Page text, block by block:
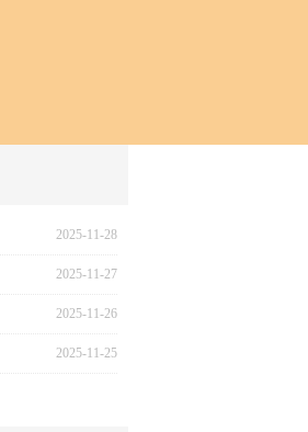
2025-11-28
2025-11-27
2025-11-26
2025-11-25